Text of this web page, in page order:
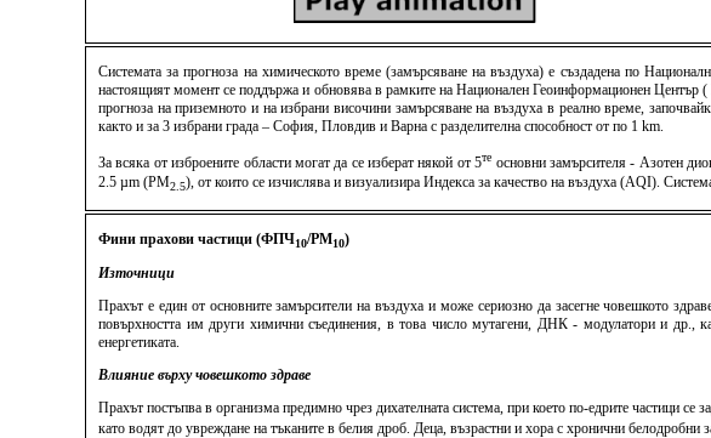
Системата за прогноза на химическото време (замърсяване на въздуха) е създадена по
настоящият момент се поддържа и обновява в рамките на Национален Геоинформационен Център
прогноза на приземното и на избрани височини замърсяване на въздуха в реално време,
както и за 3 избрани града – София, Пловдив и Варна с разделителна способност от по 1 km.
За всяка от изброените области могат да се изберат някой от 5те основни замърсителя - Азотен
2.5 µm (PM2.5), от които се изчислява и визуализира Индекса за качество на въздуха (AQI).
Фини прахови частици (ФПЧ10/PM10)
Източници
Прахът е един от основните замърсители на въздуха и може сериозно да засегне човешкото
повърхността им други химични съединения, в това число мутагени, ДНК - модулатори и др.,
енергетиката.
Влияние върху човешкото здраве
Прахът постъпва в организма предимно чрез дихателната система, при което по-едрите частици
като водят до увреждане на тъканите в белия дроб. Деца, възрастни и хора с хронични